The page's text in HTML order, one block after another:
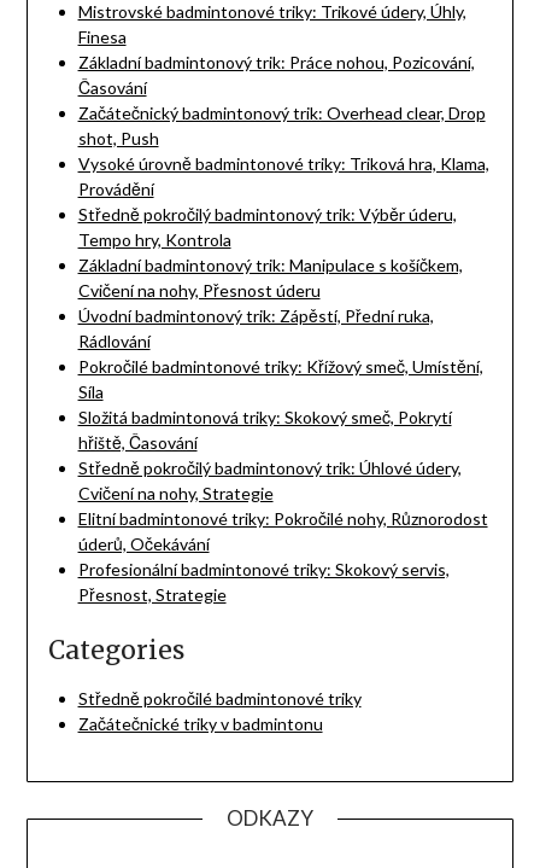
Mistrovské badmintonové triky: Trikové údery, Úhly,
Finesa
Základní badmintonový trik: Práce nohou, Pozicování,
Časování
Začátečnický badmintonový trik: Overhead clear, Drop
shot, Push
Vysoké úrovně badmintonové triky: Triková hra, Klama,
Provádění
Středně pokročilý badmintonový trik: Výběr úderu,
Tempo hry, Kontrola
Základní badmintonový trik: Manipulace s košíčkem,
Cvičení na nohy, Přesnost úderu
Úvodní badmintonový trik: Zápěstí, Přední ruka,
Rádlování
Pokročilé badmintonové triky: Křížový smeč, Umístění,
Síla
Složitá badmintonová triky: Skokový smeč, Pokrytí
hřiště, Časování
Středně pokročilý badmintonový trik: Úhlové údery,
Cvičení na nohy, Strategie
Elitní badmintonové triky: Pokročilé nohy, Různorodost
úderů, Očekávání
Profesionální badmintonové triky: Skokový servis,
Přesnost, Strategie
Categories
Středně pokročilé badmintonové triky
Začátečnické triky v badmintonu
ODKAZY